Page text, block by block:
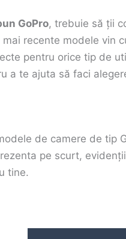
GoPro, trebuie să ții
recente modele vin
pentru orice tip de
a te ajuta să faci
de camere de tip
pe scurt,
tine.